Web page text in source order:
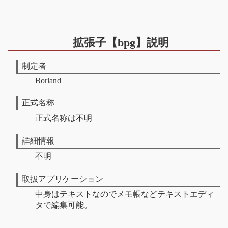
拡張子【bpg】説明
制定者
Borland
正式名称
正式名称は不明
詳細情報
不明
取扱アプリケーション
中身はテキストなのでメモ帳などテキストエディ
タで編集可能。